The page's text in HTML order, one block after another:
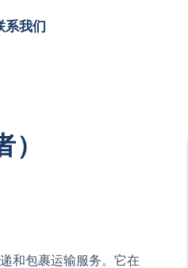
系我们
和包裹运输服务。它在